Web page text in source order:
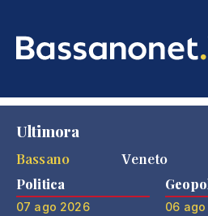
Ultimora
Bassano
Veneto
Politica
07 ago 2026 06